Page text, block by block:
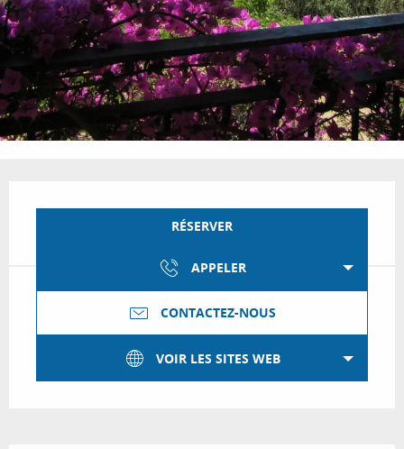
RÉSERVER
APPELER
CONTACTEZ-NOUS
VOIR LES SITES WEB